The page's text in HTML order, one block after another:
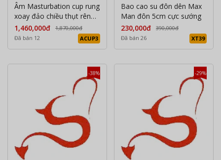
Âm Masturbation cup rung
xoay đảo chiều thụt rên
phát nhiệt cao cấp
1,460,000đ
1,870,000đ
Đã bán 12
ACUP3
Bao cao su đôn dên Max
Man đôn 5cm cực sướng
230,000đ
390,000đ
Đã bán 26
XT39
-38% -29%